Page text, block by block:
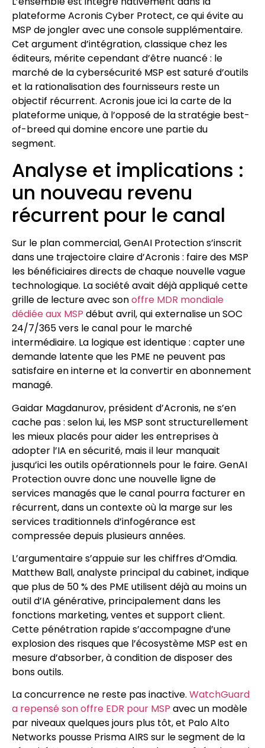
plateforme Acronis Cyber Protect, ce qui évite au
MSP de jongler avec une console supplémentaire.
Cet argument d’intégration, classique chez les
éditeurs, mérite cependant d’être nuancé : le
marché de la cybersécurité MSP est saturé d’outils
et la rationalisation des fournisseurs reste un
objectif récurrent. Acronis joue ici la carte de la
plateforme unique, à l’opposé de la stratégie best-
of-breed qui domine encore une partie du
segment.
Analyse et implications :
un nouveau revenu
récurrent pour le canal
Sur le plan commercial, GenAI Protection s’inscrit
dans une trajectoire claire d’Acronis : faire des MSP
les bénéficiaires directs de chaque nouvelle vague
technologique. La société avait déjà appliqué cette
grille de lecture avec sonoffre MDR mondiale
dédiée aux MSP début avril, qui externalise un SOC
24/7/365 vers le canal pour le marché
intermédiaire. La logique est identique : capter une
demande latente que les PME ne peuvent pas
satisfaire en interne et la convertir en abonnement
managé.
Gaidar Magdanurov, président d’Acronis, ne s’en
cache pas : selon lui, les MSP sont structurellement
les mieux placés pour aider les entreprises à
adopter l’IA en sécurité, mais il leur manquait
jusqu’ici les outils opérationnels pour le faire. GenAI
Protection ouvre donc une nouvelle ligne de
services managés que le canal pourra facturer en
récurrent, dans un contexte où la marge sur les
services traditionnels d’infogérance est
compressée depuis plusieurs années.
L’argumentaire s’appuie sur les chiffres d’Omdia.
Matthew Ball, analyste principal du cabinet, indique
que plus de 50 % des PME utilisent déjà au moins un
outil d’IA générative, principalement dans les
fonctions marketing, ventes et support client.
Cette pénétration rapide s’accompagne d’une
explosion des risques que l’écosystème MSP est en
mesure d’absorber, à condition de disposer des
bons outils.
La concurrence ne reste pas inactive. WatchGuard
a repensé son offre EDR pour MSP avec un modèle
par niveaux quelques jours plus tôt, et Palo Alto
Networks pousse Prisma AIRS sur le segment de la